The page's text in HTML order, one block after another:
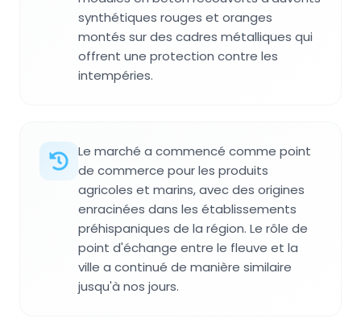
synthétiques rouges et oranges
montés sur des cadres métalliques qui
offrent une protection contre les
intempéries.
Le marché a commencé comme point
de commerce pour les produits
agricoles et marins, avec des origines
enracinées dans les établissements
préhispaniques de la région. Le rôle de
point d'échange entre le fleuve et la
ville a continué de manière similaire
jusqu'à nos jours.